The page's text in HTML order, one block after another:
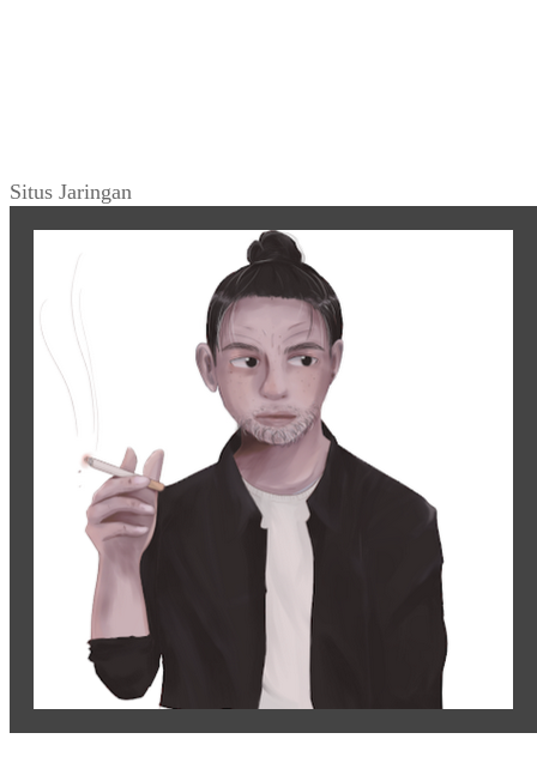
Situs Jaringan